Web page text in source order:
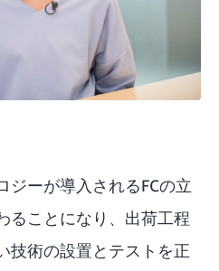
ジーが導入されるFCの立
ることになり、出荷工程
技術の設置とテストを正